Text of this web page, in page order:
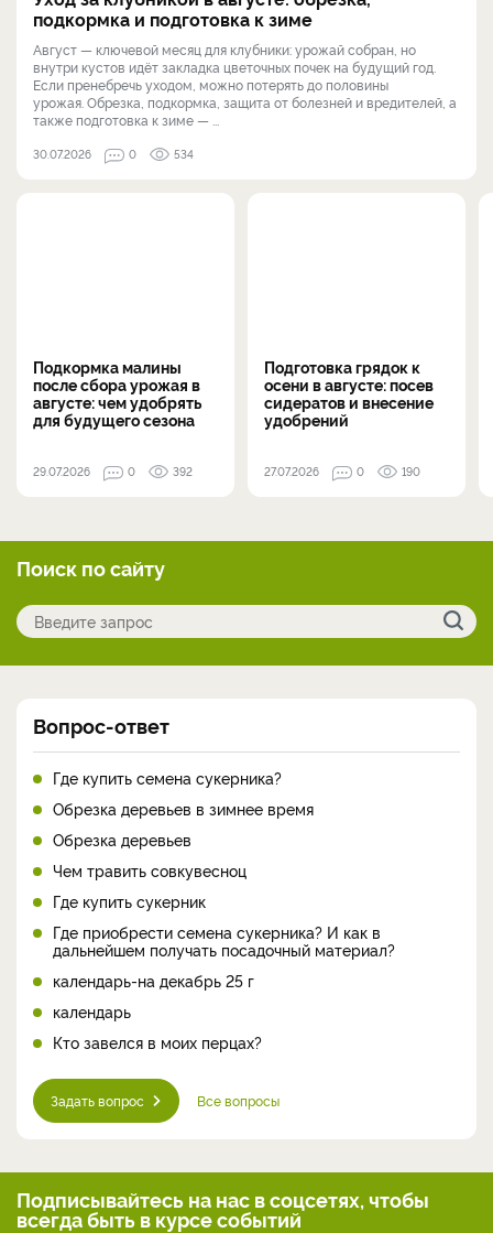
подкормка и подготовка к зиме
Август — ключевой месяц для клубники: урожай собран, но
внутри кустов идёт закладка цветочных почек на будущий год.
Если пренебречь уходом, можно потерять до половины
урожая. Обрезка, подкормка, защита от болезней и вредителей, а
также подготовка к зиме — ...
30.07.2026 0 534
Подкормка малины
после сбора урожая в
августе: чем удобрять
для будущего сезона
29.07.2026 0 392
Подготовка грядок к
осени в августе: посев
сидератов и внесение
удобрений
27.07.2026 0 190
Поиск по сайту
Вопрос-ответ
Где купить семена сукерника?
Обрезка деревьев в зимнее время
Обрезка деревьев
Чем травить совкувесноц
Где купить сукерник
Где приобрести семена сукерника? И как в
дальнейшем получать посадочный материал?
календарь-на декабрь 25 г
календарь
Кто завелся в моих перцах?
Задать вопрос Все вопросы
Подписывайтесь на нас в соцсетях, чтобы
всегдабыть в курсе событий